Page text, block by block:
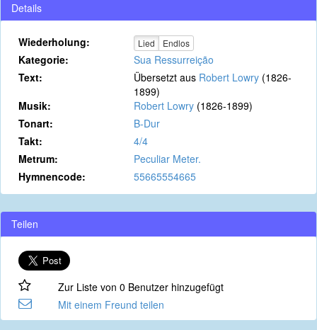
Details
Wiederholung: Lied Endlos
Kategorie:
Sua Ressurreição
Text:
Übersetzt aus Robert Lowry (1826-
1899)
Musik:
Robert Lowry (1826-1899)
Tonart:
B-Dur
Takt:
4/4
Metrum:
Peculiar Meter.
Hymnencode:
55665554665
Teilen
Zur Liste von 0 Benutzer hinzugefügt
Mit einem Freund teilen